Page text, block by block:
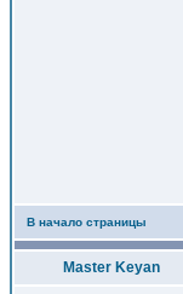
В начало страницы
Master Keyan